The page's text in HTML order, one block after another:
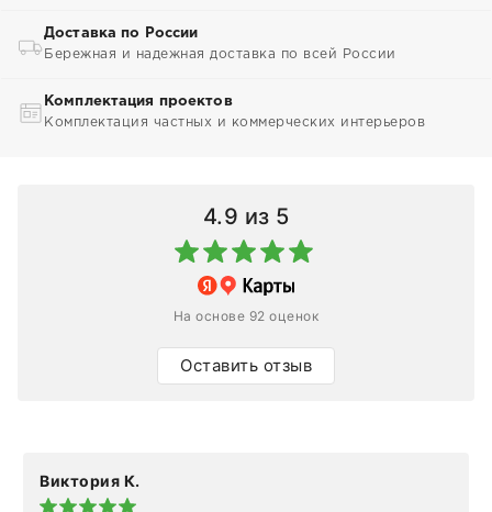
Доставка по России
Бережная и надежная доставка по всей России
Комплектация проектов
Комплектация частных и коммерческих интерьеров
4.9 из 5
На основе 92 оценок
Оставить отзыв
Виктория К.